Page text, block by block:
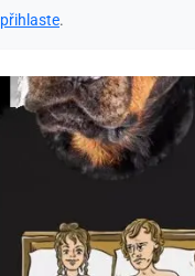
přihlaste.